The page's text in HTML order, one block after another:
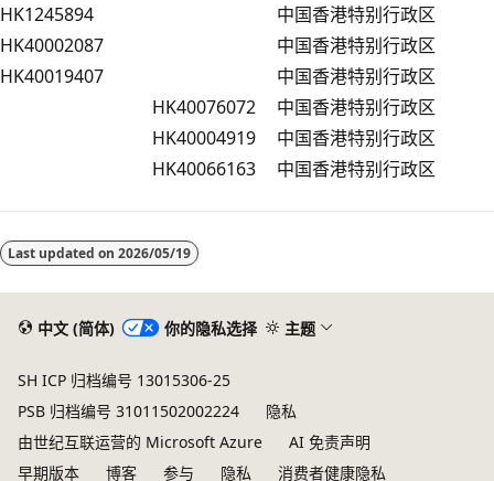
HK1245894
中国香港特别行政区
HK40002087
中国香港特别行政区
HK40019407
中国香港特别行政区
HK40076072
中国香港特别行政区
HK40004919
中国香港特别行政区
HK40066163
中国香港特别行政区
模
式
Last updated on 2026/05/19
中文 (简体) 你的隐私选择 主题
SH ICP 归档编号 13015306-25
PSB 归档编号 31011502002224
隐私
由世纪互联运营的 Microsoft Azure
AI 免责声明
早期版本
博客 参与 隐私 消费者健康隐私